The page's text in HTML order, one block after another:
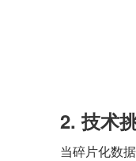
2. 技术
当碎片化数